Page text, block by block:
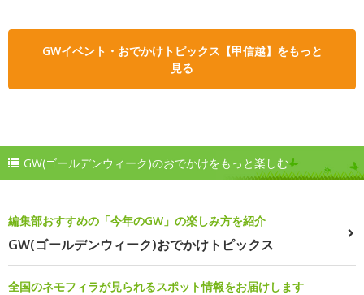
GWイベント・おでかけトピックス【甲信越】をもっと
見る
GW(ゴールデンウィーク)のおでかけをもっと楽しむ
編集部おすすめの「今年のGW」の楽しみ方を紹介
GW(ゴールデンウィーク)おでかけトピックス
全国のネモフィラが見られるスポット情報をお届けします